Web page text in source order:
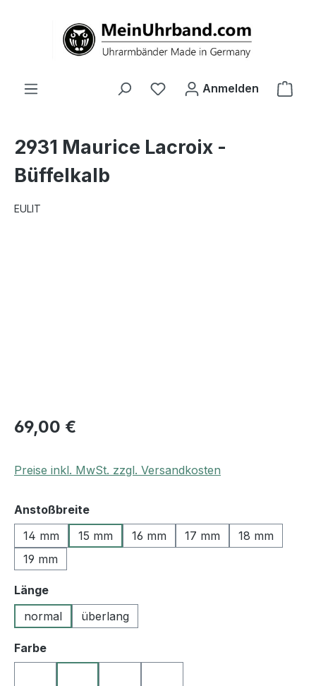
Anmelden
2931 Maurice Lacroix -
Büffelkalb
EULIT
69,00 €
Preise inkl. MwSt. zzgl. Versandkosten
Anstoßbreiteauswählen
14 mm
15 mm 16 mm 17 mm
18 mm
19 mm
Längeauswählen
normal
überlang
Farbeauswählen